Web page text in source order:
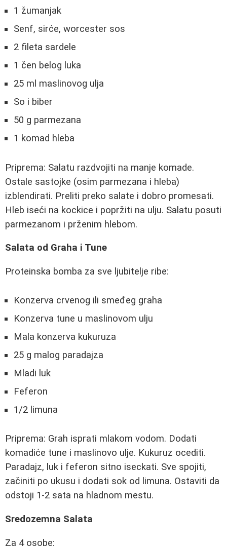
1 žumanjak
Senf, sirće, worcester sos
2 fileta sardele
1 čen belog luka
25 ml maslinovog ulja
So i biber
50 g parmezana
1 komad hleba
Priprema: Salatu razdvojiti na manje komade.
Ostale sastojke (osim parmezana i hleba)
izblendirati. Preliti preko salate i dobro promesati.
Hleb iseći na kockice i popržiti na ulju. Salatu posuti
parmezanom i prženim hlebom.
Salata od Graha i Tune
Proteinska bomba za sve ljubitelje ribe:
Konzerva crvenog ili smeđeg graha
Konzerva tune u maslinovom ulju
Mala konzerva kukuruza
25 g malog paradajza
Mladi luk
Feferon
1/2 limuna
Priprema: Grah isprati mlakom vodom. Dodati
komadiće tune i maslinovo ulje. Kukuruz ocediti.
Paradajz, luk i feferon sitno iseckati. Sve spojiti,
začiniti po ukusu i dodati sok od limuna. Ostaviti da
odstoji 1-2 sata na hladnom mestu.
Sredozemna Salata
Za 4 osobe: